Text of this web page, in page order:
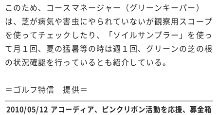
このため、コースマネージャー（グリーンキーパー）
は、芝が病気や害虫にやられていないが観察用スコープ
を使ってチェックしたり、「ソイルサンプラー」を使っ
て月１回、夏の猛暑等の時は週１回、グリーンの芝の根
の状況確認を行っているとも紹介している。
＝ゴルフ特信 提供＝
2010/05/12 アコーディア、ピンクリボン活動を応援、募金箱